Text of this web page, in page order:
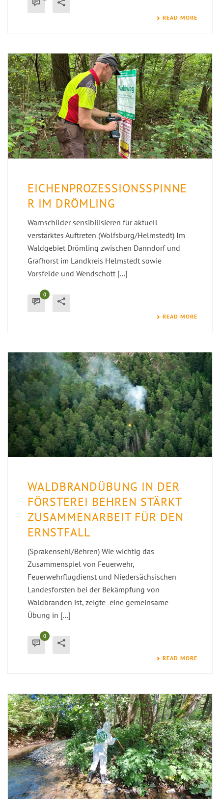
READ MORE
EICHENPROZESSIONSSPINNE
R IM DRÖMLING
Warnschilder sensibilisieren für aktuell
verstärktes Auftreten (Wolfsburg/Helmstedt) Im
Waldgebiet Drömling zwischen Danndorf und
Grafhorst im Landkreis Helmstedt sowie
Vorsfelde und Wendschott [...]
0
READ MORE
WALDBRANDÜBUNG IN DER
FÖRSTEREI BEHREN STÄRKT
ZUSAMMENARBEIT FÜR DEN
ERNSTFALL
(Sprakensehl/Behren) Wie wichtig das
Zusammenspiel von Feuerwehr,
Feuerwehrflugdienst und Niedersächsischen
Landesforsten bei der Bekämpfung von
Waldbränden ist, zeigte eine gemeinsame
Übung in [...]
0
READ MORE